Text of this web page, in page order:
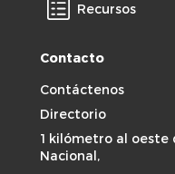
Recursos
Contacto
Contáctenos
Directorio
1 kilómetro al oeste
Nacional,